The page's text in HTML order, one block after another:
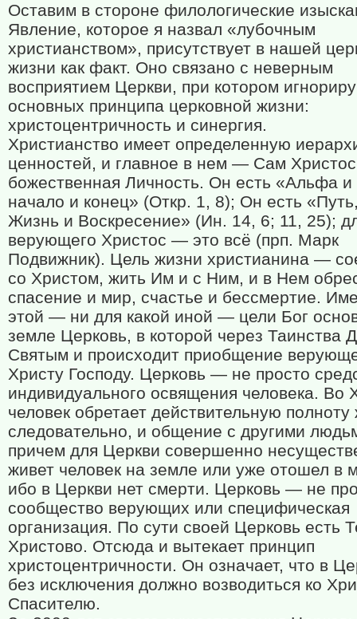
Оставим в стороне филологические
Явление, которое я назвал «лубочным
христианством», присутствует в нашей
жизни как факт. Оно связано с неверным
восприятием Церкви, при котором
основных принципа церковной жизни:
христоцентричность и синергия.
Христианство имеет определенную
ценностей, и главное в нем — Сам
божественная Личность. Он есть «Альфа
начало и конец» (Откр. 1, 8); Он есть
Жизнь и Воскресение» (Ин. 14, 6; 11, 25);
верующего Христос — это всё (прп. Марк
Подвижник). Цель жизни христианина —
со Христом, жить Им и с Ним, и в Нем
спасение и мир, счастье и бессмертие.
этой — ни для какой иной — цели Бог
земле Церковь, в которой через Таинства
Святым и происходит приобщение
Христу Господу. Церковь — не просто
индивидуального освящения человека. Во
человек обретает действительную
следовательно, и общение с другими
причем для Церкви совершенно
живет человек на земле или уже отошел в
ибо в Церкви нет смерти. Церковь — не
сообщество верующих или специфическая
организация. По сути своей Церковь есть
Христово. Отсюда и вытекает принцип
христоцентричности. Он означает, что в
без исключения должно возводиться ко
Спасителю.